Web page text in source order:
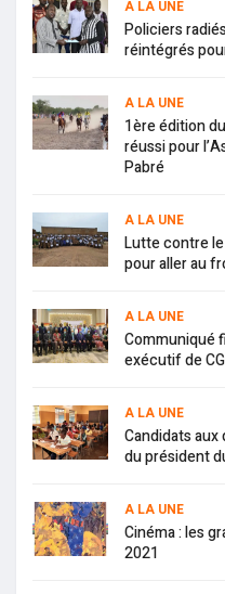
A LA UNE
Policiers
réintégrés
A LA UNE
1ère édition
réussi pour
Pabré
A LA UNE
Lutte contre
pour aller au
A LA UNE
Communiqué
exécutif de
A LA UNE
Candidats
du président
A LA UNE
Cinéma : les
2021